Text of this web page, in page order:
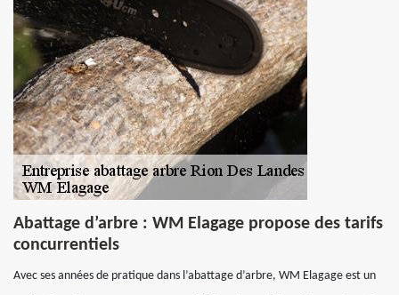
Abattage d’arbre : WM Elagage propose des tarifs
concurrentiels
Avec ses années de pratique dans l’abattage d’arbre, WM Elagage est un